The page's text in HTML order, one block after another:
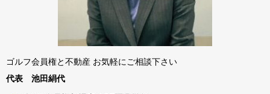
ゴルフ会員権と不動産 お気軽にご相談下さい
代表 池田絹代